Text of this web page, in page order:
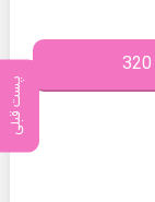
پست قبلی